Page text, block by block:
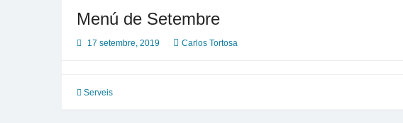
Menú de Setembre
17 setembre, 2019 Carlos Tortosa
Serveis